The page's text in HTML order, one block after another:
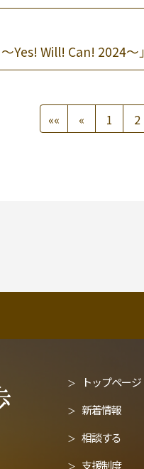
Yes! Will! Can! 2024～」
«« « 1 2
トップページ
新着情報
相談する
支援制度